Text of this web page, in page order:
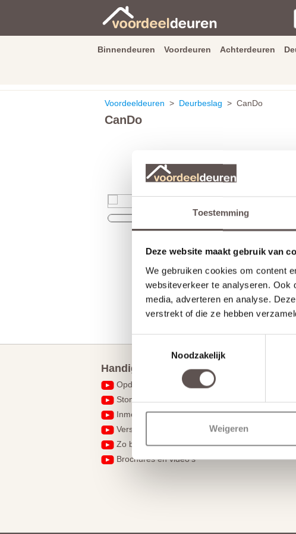
Toestemming
Deze website maakt gebruik van
We gebruiken cookies om content
websiteverkeer te analyseren. Ook
media, adverteren en analyse.
verstrekt of die ze hebben
Noodzakelijk
Weigeren
Binnendeuren Voordeuren Achterdeuren
Voordeeldeuren > Deurbeslag > CanDo
CanDo
Handig om te weten
Opdekdeuren opmeten
Stompe deuren hebben geen draairichting
Inmeten en montage
Verschil tussen een slotgat en krukgat
Zo bestel je een complete deur
Brochures en video's